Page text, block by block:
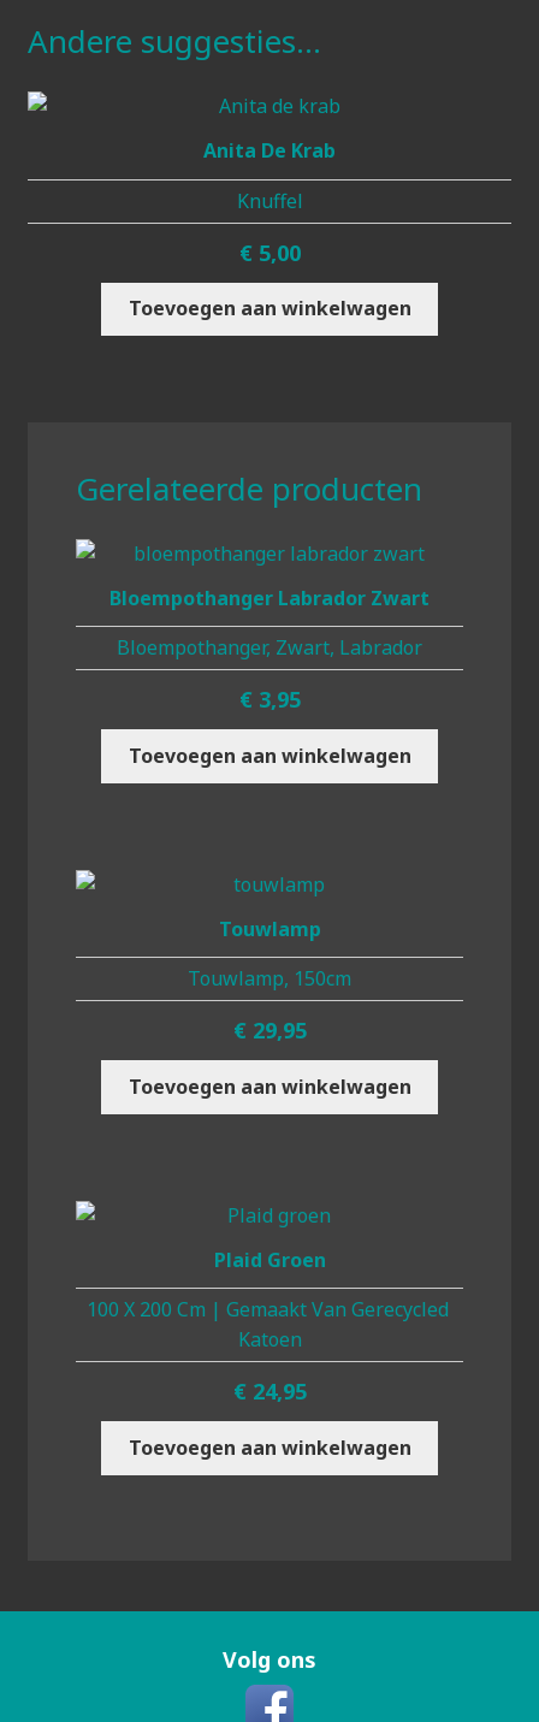
Andere suggesties…
Anita De Krab
Knuffel
€ 5,00
Toevoegen aan winkelwagen
Gerelateerde producten
Bloempothanger Labrador Zwart
Bloempothanger, Zwart, Labrador
€ 3,95
Toevoegen aan winkelwagen
Touwlamp
Touwlamp, 150cm
€ 29,95
Toevoegen aan winkelwagen
Plaid Groen
100 X 200 Cm | Gemaakt Van Gerecycled
Katoen
€ 24,95
Toevoegen aan winkelwagen
Volg ons